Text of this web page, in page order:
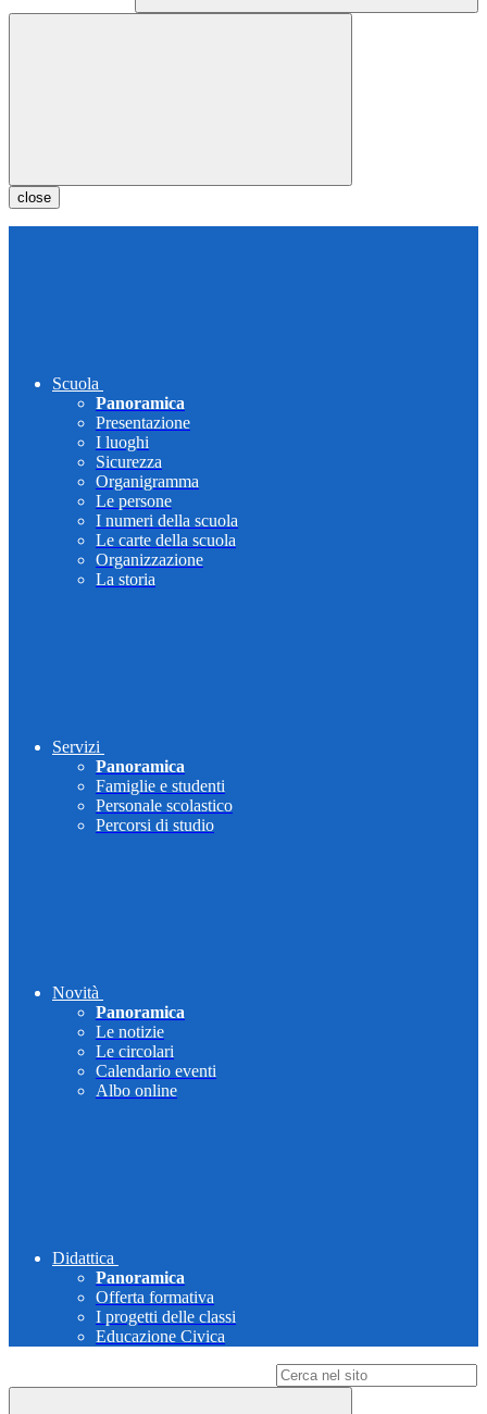
close
Scuola
Panoramica
Presentazione
I luoghi
Sicurezza
Organigramma
Le persone
I numeri della scuola
Le carte della scuola
Organizzazione
La storia
Servizi
Panoramica
Famiglie e studenti
Personale scolastico
Percorsi di studio
Novità
Panoramica
Le notizie
Le circolari
Calendario eventi
Albo online
Didattica
Panoramica
Offerta formativa
I progetti delle classi
Educazione Civica